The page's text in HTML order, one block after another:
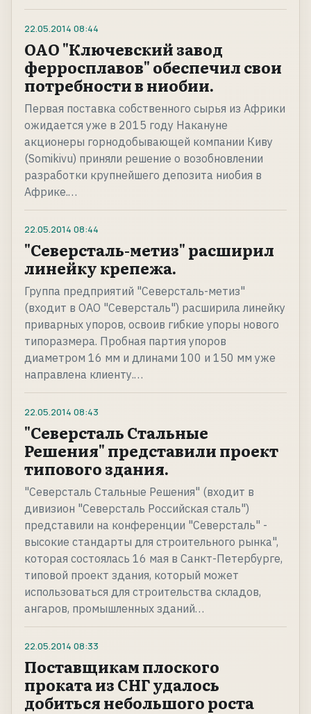
22.05.2014 08:44
ОАО "Ключевский завод
ферросплавов" обеспечил свои
потребности в ниобии.
Первая поставка собственного сырья из Африки
ожидается уже в 2015 году Накануне
акционеры горнодобывающей компании Киву
(Somikivu) приняли решение о возобновлении
разработки крупнейшего депозита ниобия в
Африке.…
22.05.2014 08:44
"Северсталь-метиз" расширил
линейку крепежа.
Группа предприятий "Северсталь-метиз"
(входит в ОАО "Северсталь") расширила линейку
приварных упоров, освоив гибкие упоры нового
типоразмера. Пробная партия упоров
диаметром 16 мм и длинами 100 и 150 мм уже
направлена клиенту.…
22.05.2014 08:43
"Северсталь Стальные
Решения" представили проект
типового здания.
"Северсталь Стальные Решения" (входит в
дивизион "Северсталь Российская сталь")
представили на конференции "Северсталь" -
высокие стандарты для строительного рынка",
которая состоялась 16 мая в Санкт-Петербурге,
типовой проект здания, который может
использоваться для строительства складов,
ангаров, промышленных зданий…
22.05.2014 08:33
Поставщикам плоского
проката из СНГ удалось
добиться небольшого роста